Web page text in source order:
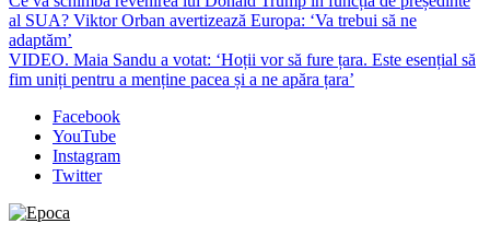
al SUA? Viktor Orban avertizează Europa: ‘Va trebui să ne
adaptăm’
VIDEO. Maia Sandu a votat: ‘Hoții vor să fure țara. Este esențial să
fim uniți pentru a menține pacea și a ne apăra țara’
Facebook
YouTube
Instagram
Twitter